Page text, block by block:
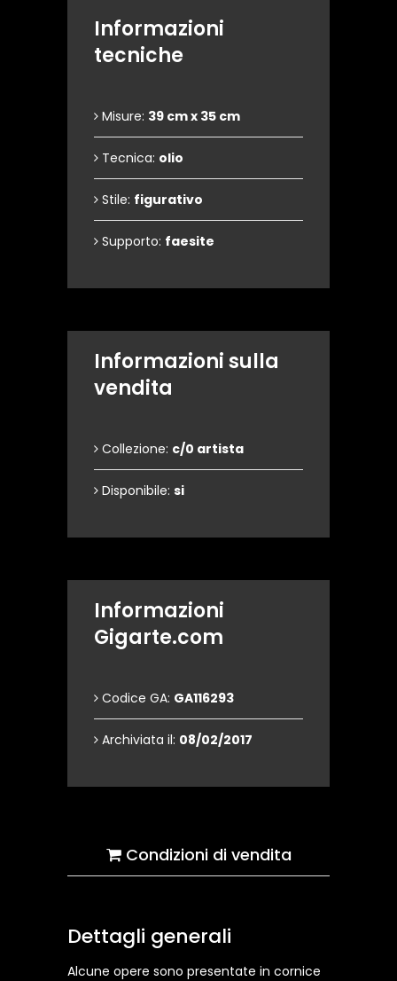
Informazioni
tecniche
Misure: 39 cm x 35 cm
Tecnica: olio
Stile: figurativo
Supporto: faesite
Informazioni sulla
vendita
Collezione: c/0 artista
Disponibile: si
Informazioni
Gigarte.com
Codice GA: GA116293
Archiviata il: 08/02/2017
Condizioni di vendita
Dettagli generali
Alcune opere sono presentate in cornice